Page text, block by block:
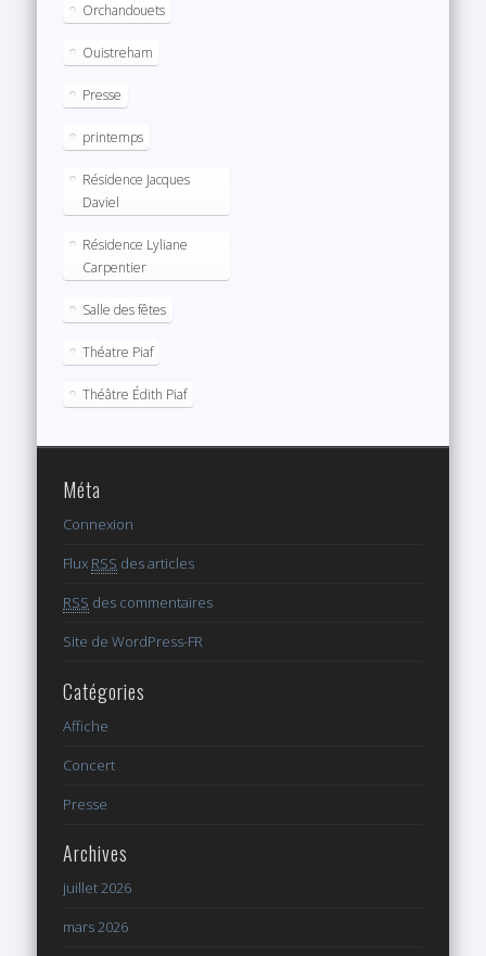
Orchandouets
Ouistreham
Presse
printemps
Résidence Jacques
Daviel
Résidence Lyliane
Carpentier
Salle des fêtes
Théatre Piaf
Théâtre Édith Piaf
Méta
Connexion
Flux RSS des articles
RSS des commentaires
Site de WordPress-FR
Catégories
Affiche
Concert
Presse
Archives
juillet 2026
mars 2026